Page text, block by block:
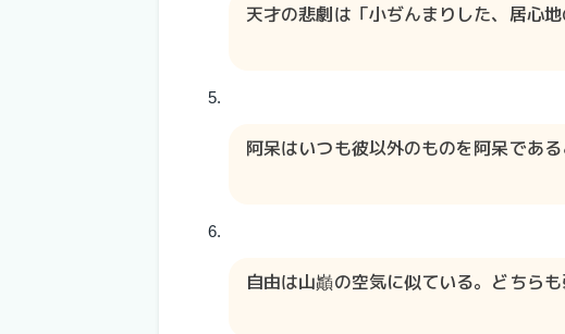
天才の悲劇は「小ぢんまりした、居心
阿呆はいつも彼以外のものを阿呆である
自由は山巓の空気に似ている。どちら